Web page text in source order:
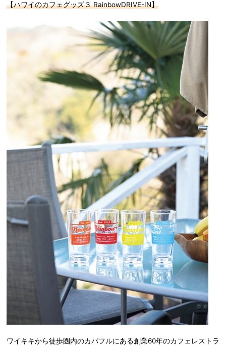
【ハワイのカフェグッズ３ RainbowDRIVE-IN】
ワイキキから徒歩圏内のカパフルにある創業60年のカフェレストラ